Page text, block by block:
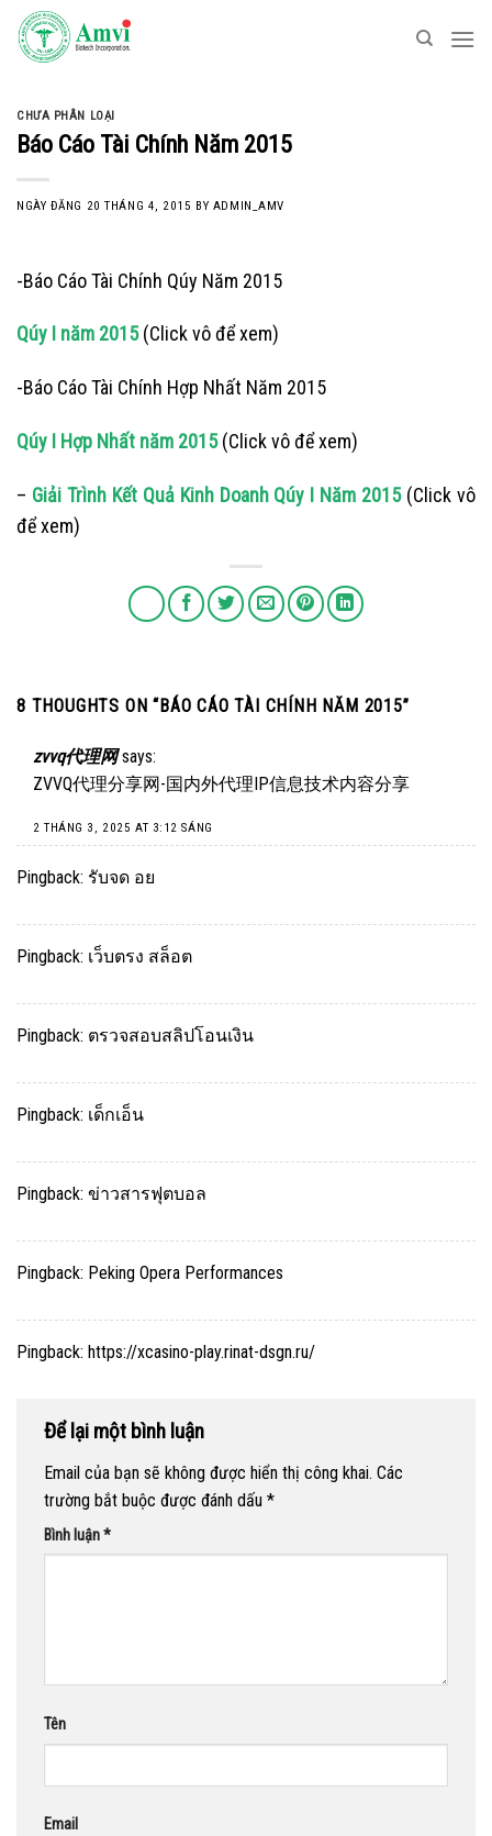
Skip
content
CHƯA PHÂN LOẠI
Báo Cáo Tài Chính Năm 2015
NGÀY ĐĂNG 20 THÁNG 4, 2015 BY ADMIN_AMV
-Báo Cáo Tài Chính Qúy Năm 2015
Qúy I năm 2015(Click vô để xem)
-Báo Cáo Tài Chính Hợp Nhất Năm 2015
Qúy I Hợp Nhất năm 2015(Click vô để xem)
– Giải Trình Kết Quả Kinh Doanh Qúy I Năm 2015 (Click vô
để xem)
8 THOUGHTS ON “BÁO CÁO TÀI CHÍNH NĂM 2015”
zvvq代理网 says:
ZVVQ代理分享网-国内外代理IP信息技术内容分享
2 THÁNG 3, 2025 AT 3:12 SÁNG
Pingback: รับจด อย
Pingback: เว็บตรง สล็อต
Pingback: ตรวจสอบสลิปโอนเงิน
Pingback: เด็กเอ็น
Pingback: ข่าวสารฟุตบอล
Pingback: Peking Opera Performances
Pingback: https://xcasino-play.rinat-dsgn.ru/
Để lại một bình luận
Email của bạn sẽ không được hiển thị công khai. Các
trường bắt buộc được đánh dấu *
Bình luận*
Tên
Email